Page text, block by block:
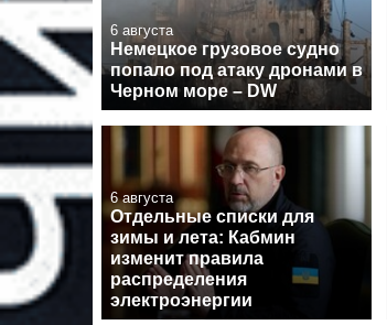
6 августа
Немецкое грузовое судно
попало под атаку дронами в
Черном море – DW
6 августа
Отдельные списки для
зимы и лета: Кабмин
изменит правила
распределения
электроэнергии